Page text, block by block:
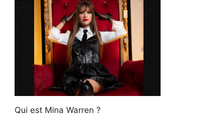
Qui est Mina Warren ?